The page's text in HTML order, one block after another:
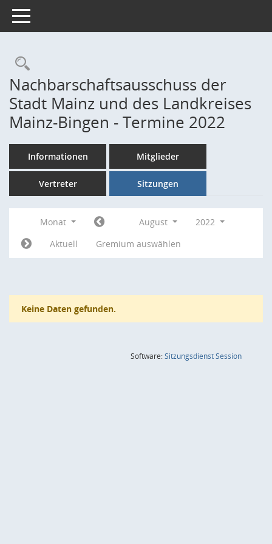
Toggle navigation
Rechercheauswahl
Nachbarschaftsausschuss der
Stadt Mainz und des Landkreises
Mainz-Bingen - Termine 2022
Informationen Mitglieder
Vertreter Sitzungen
Monat August
2022
Aktuell
Gremium auswählen
Keine Daten gefunden.
Software:SitzungsdienstSession(Wird in